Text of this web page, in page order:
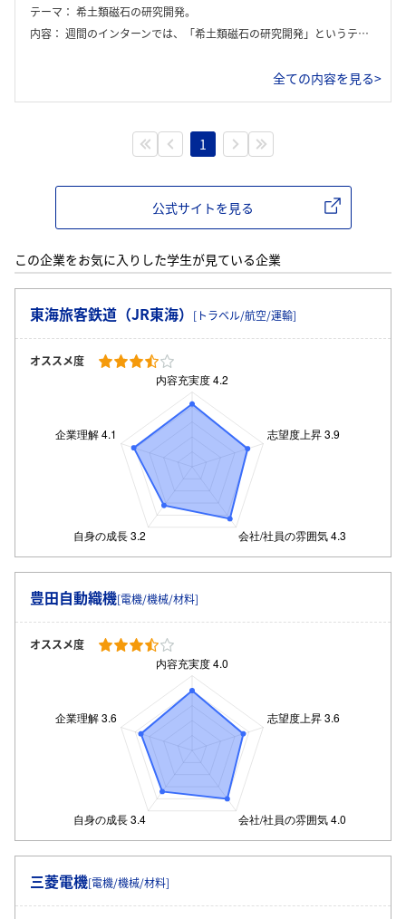
テーマ： 希土類磁石の研究開発。
内容： 週間のインターンでは、「希土類磁石の研究開発」というテーマのもと、文献調査や磁性材料に関する基礎講義、現場見学を通して、製品開発の一連の流れを学びました。特に印象的だったのは、各工程における材料特性の評価方法や、磁石性能の最適化において現場の技術者がどのような工夫をしているかを間近で見られた点です。2週目は台風の影響で残念ながら中止となってしまいましたが、1週目の活動を通じて、学術研究と製品開発の視点の違いや、現場で求められる実用性への意識を肌で感じることができ、今後の研究や進路選択に大きな示唆を得ました。
全ての内容を見る>
1
公式サイトを見る
この企業をお気に入りした学生が見ている企業
東海旅客鉄道（JR東海） [トラベル/航空/運輸]
オススメ度
豊田自動織機[電機/機械/材料]
オススメ度
三菱電機[電機/機械/材料]
ログイン・会員登録